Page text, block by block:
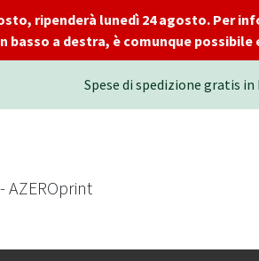
ripenderà lunedì 24 agosto. Per
basso a destra, è comunque
Spese di spedizione gratis
AZEROprint